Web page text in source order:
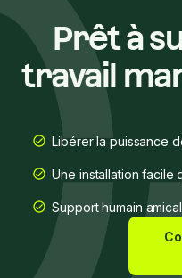
Prêt à
travail
Libérer la puissance
Une installation facile
Support humain